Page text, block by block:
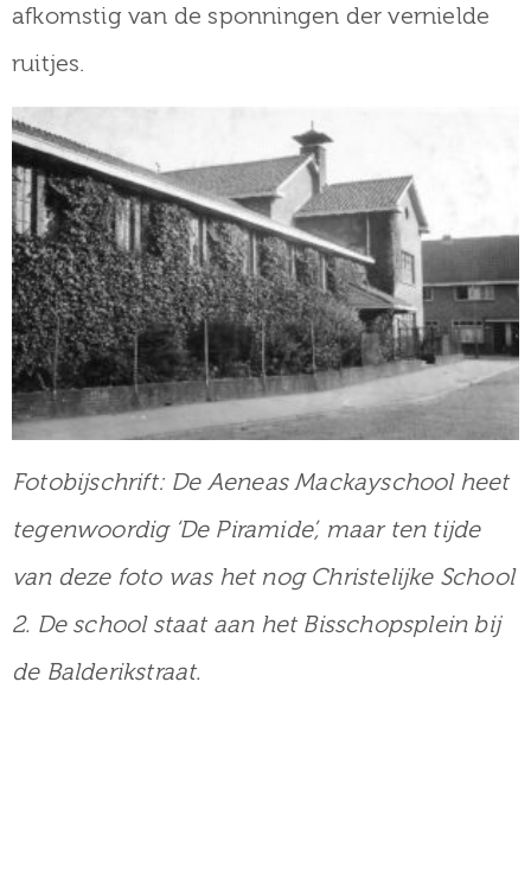
afkomstig van de sponningen der vernielde
ruitjes.
Fotobijschrift: De Aeneas Mackayschool heet
tegenwoordig ‘De Piramide’, maar ten tijde
van deze foto was het nog Christelijke School
2. De school staat aan het Bisschopsplein bij
de Balderikstraat.